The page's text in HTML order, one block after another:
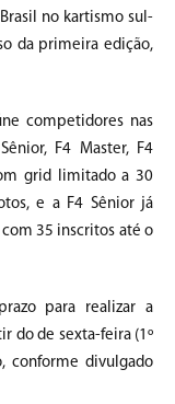
no kartismo sul-
da primeira edição,
competidores nas
F4 Master, F4
grid limitado a 30
e a F4 Sênior já
35 inscritos até o
para realizar a
do de sexta-feira (1º
conforme divulgado